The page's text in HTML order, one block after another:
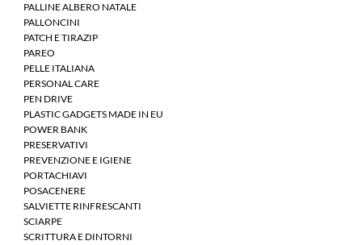
PALLINE ALBERO NATALE
PALLONCINI
PATCH E TIRAZIP
PAREO
PELLE ITALIANA
PERSONAL CARE
PEN DRIVE
PLASTIC GADGETS MADE IN EU
POWER BANK
PRESERVATIVI
PREVENZIONE E IGIENE
PORTACHIAVI
POSACENERE
SALVIETTE RINFRESCANTI
SCIARPE
SCRITTURA E DINTORNI